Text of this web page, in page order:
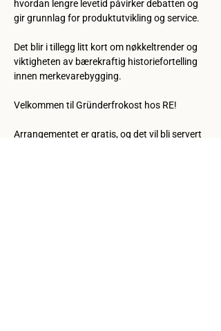
hvordan lengre levetid påvirker debatten og
gir grunnlag for produktutvikling og service.
Det blir i tillegg litt kort om nøkkeltrender og
viktigheten av bærekraftig historiefortelling
innen merkevarebygging.
Velkommen til Gründerfrokost hos RE!
Arrangementet er gratis, og det vil bli servert